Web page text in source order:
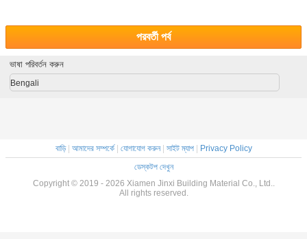
পরবর্তী পর্ব
ভাষা পরিবর্তন করুন
Bengali
বাড়ি| আমাদের সম্পর্কে| যোগাযোগ করুন| সাইট ম্যাপ|
Privacy Policy
ডেস্কটপ দেখুন
Copyright © 2019 - 2026 Xiamen Jinxi Building Material Co., Ltd..
All rights reserved.